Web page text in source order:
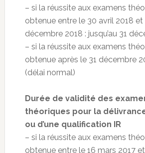
– si la réussite aux examens
obtenue entre le 30 avril 2018 et
décembre 2018 : jusqu’au 31
– si la réussite aux examens
obtenue après le 31 décembre
(délai normal)
Durée de validité des
théoriques pour la délivrance
ou d’une qualification IR
– si la réussite aux examens
obtenue entre le 16 mars 2017